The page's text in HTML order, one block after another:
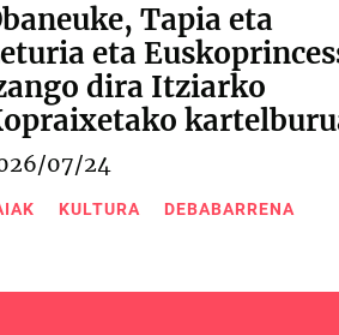
Tapia eta
eta
dira Itziarko
07/24
KULTURA DEBABARRENA